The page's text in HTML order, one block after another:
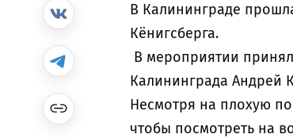
В Калининграде
Кёнигсберга.
В мероприятии
Калининграда Андрей
Несмотря на плохую
чтобы посмотреть на